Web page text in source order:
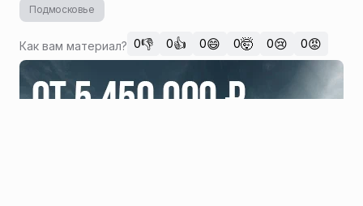
Подмосковье
Как вам материал? 0👎 0👍 0😄 0🤯 0😢 0😡